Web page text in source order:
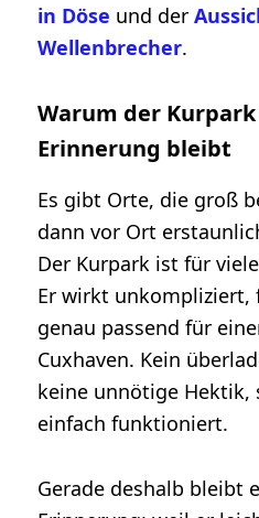
in Döse und der
Wellenbrecher.
Warum der
Erinnerung bleibt
Es gibt Orte, die groß
dann vor Ort
Der Kurpark ist für
Er wirkt unkompliziert,
genau passend für
Cuxhaven. Kein
keine unnötige Hektik,
einfach funktioniert.
Gerade deshalb bleibt